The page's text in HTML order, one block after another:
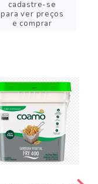
cadastre-se
para ver preços
e comprar